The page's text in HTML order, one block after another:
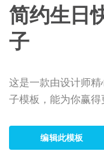
简约生日
子
这是一款由设计师
子模板，能为你赢得
编辑此模板